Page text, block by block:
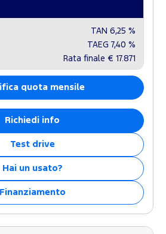
TAN 6,25 %
TAEG 7,40 %
Rata finale € 17.871
quota mensile
Richiedi info
Test drive
Hai un usato?
Finanziamento